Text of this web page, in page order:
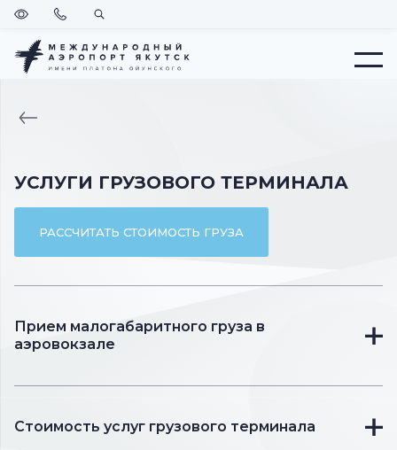
Меню
Версия
слабовидящих
ПозвонитьПоиск
ВЕРНУТЬСЯ
УСЛУГИ ГРУЗОВОГО ТЕРМИНАЛА
РАССЧИТАТЬ СТОИМОСТЬ ГРУЗА
Прием малогабаритного груза в
аэровокзале
Стоимость услуг грузового терминала